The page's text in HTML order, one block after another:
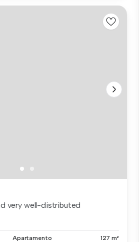
very well-distributed
Apartamento 127 m²